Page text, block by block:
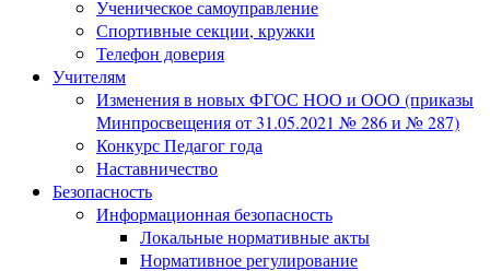
Ученическое самоуправление
Спортивные секции, кружки
Телефон доверия
Учителям
Изменения в новых ФГОС НОО и ООО (приказы
Минпросвещения от 31.05.2021 № 286 и № 287)
Конкурс Педагог года
Наставничество
Безопасность
Информационная безопасность
Локальные нормативные акты
Нормативное регулирование